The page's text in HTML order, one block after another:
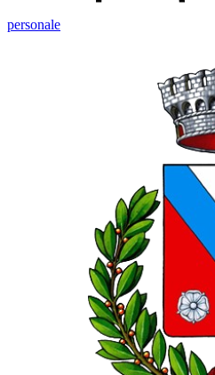
personale